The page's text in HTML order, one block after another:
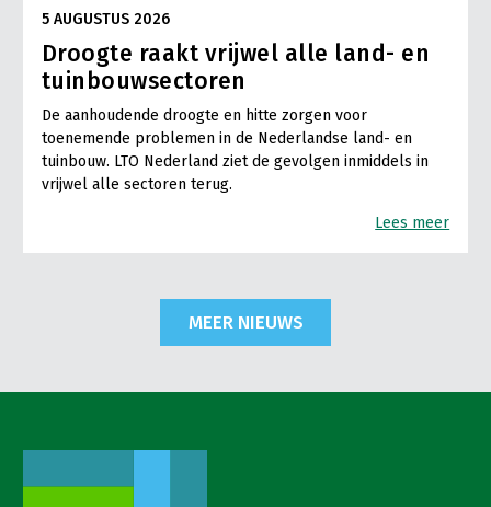
5 AUGUSTUS 2026
Droogte raakt vrijwel alle land- en
tuinbouwsectoren
De aanhoudende droogte en hitte zorgen voor
toenemende problemen in de Nederlandse land- en
tuinbouw. LTO Nederland ziet de gevolgen inmiddels in
vrijwel alle sectoren terug.
Lees meer
MEER NIEUWS